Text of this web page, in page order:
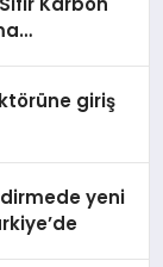
giriş
yeni